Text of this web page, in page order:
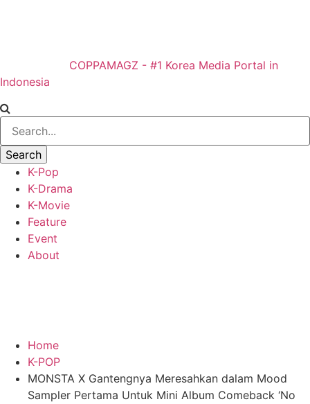
COPPAMAGZ - #1 Korea Media Portal in
Indonesia
K-Pop
K-Drama
K-Movie
Feature
Event
About
Home
K-POP
MONSTA X Gantengnya Meresahkan dalam Mood
Sampler Pertama Untuk Mini Album Comeback ‘No